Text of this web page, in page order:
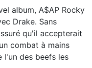
album, A$AP Rocky
Drake. Sans
qu'il accepterait
combat à mains
l'un des beefs les